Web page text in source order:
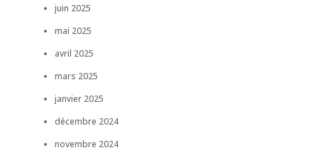
juin 2025
mai 2025
avril 2025
mars 2025
janvier 2025
décembre 2024
novembre 2024